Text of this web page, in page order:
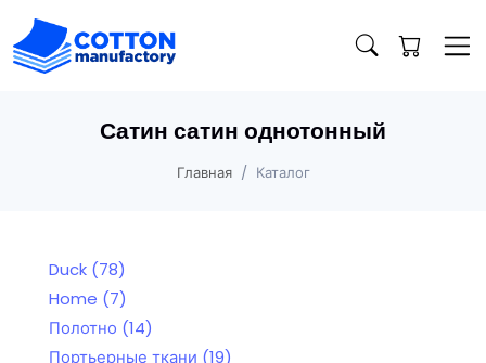
Сатин сатин однотонный
Главная Каталог
Duck (78)
Home (7)
Полотно (14)
Портьерные ткани (19)